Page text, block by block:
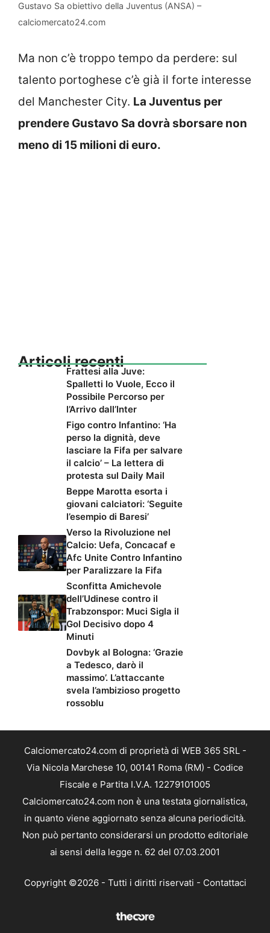
Gustavo Sa obiettivo della Juventus (ANSA) –
calciomercato24.com
Ma non c’è troppo tempo da perdere: sul
talento portoghese c’è già il forte interesse
del Manchester City. La Juventus per
prendere Gustavo Sa dovrà sborsare non
meno di 15 milioni di euro.
Articoli recenti
Frattesi alla Juve:
Spalletti lo Vuole, Ecco il
Possibile Percorso per
l’Arrivo dall’Inter
Figo contro Infantino: ‘Ha
perso la dignità, deve
lasciare la Fifa per salvare
il calcio’ – La lettera di
protesta sul Daily Mail
Beppe Marotta esorta i
giovani calciatori: ‘Seguite
l’esempio di Baresi’
Verso la Rivoluzione nel
Calcio: Uefa, Concacaf e
Afc Unite Contro Infantino
per Paralizzare la Fifa
Sconfitta Amichevole
dell’Udinese contro il
Trabzonspor: Muci Sigla il
Gol Decisivo dopo 4
Minuti
Dovbyk al Bologna: ‘Grazie
a Tedesco, darò il
massimo’. L’attaccante
svela l’ambizioso progetto
rossoblu
Calciomercato24.com di proprietà di WEB 365 SRL -
Via Nicola Marchese 10, 00141 Roma (RM) - Codice
Fiscale e Partita I.V.A. 12279101005
Calciomercato24.com non è una testata giornalistica,
in quanto viene aggiornato senza alcuna periodicità.
Non può pertanto considerarsi un prodotto editoriale
ai sensi della legge n. 62 del 07.03.2001
Copyright ©2026 - Tutti i diritti riservati - Contattaci